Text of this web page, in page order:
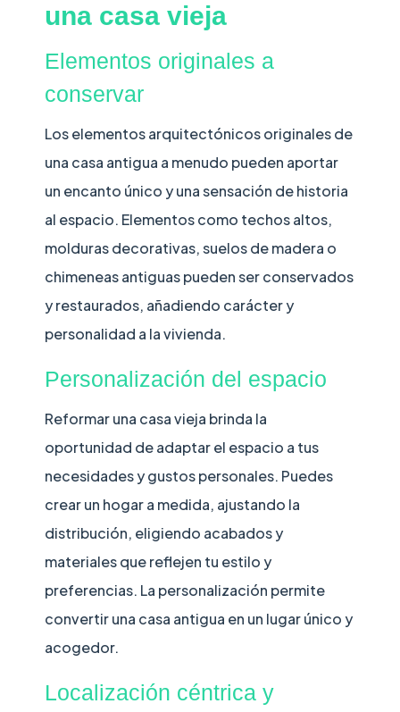
una casa vieja
Elementos originales a
conservar
Los elementos arquitectónicos originales de
una casa antigua a menudo pueden aportar
un encanto único y una sensación de historia
al espacio. Elementos como techos altos,
molduras decorativas, suelos de madera o
chimeneas antiguas pueden ser conservados
y restaurados, añadiendo carácter y
personalidad a la vivienda.
Personalización del espacio
Reformar una casa vieja brinda la
oportunidad de adaptar el espacio a tus
necesidades y gustos personales. Puedes
crear un hogar a medida, ajustando la
distribución, eligiendo acabados y
materiales que reflejen tu estilo y
preferencias. La personalización permite
convertir una casa antigua en un lugar único y
acogedor.
Localización céntrica y